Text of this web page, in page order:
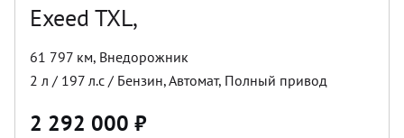
Exeed TXL,
61 797 км, Внедорожник
2 л / 197 л.с / Бензин,Автомат, Полный привод
2 292 000 ₽